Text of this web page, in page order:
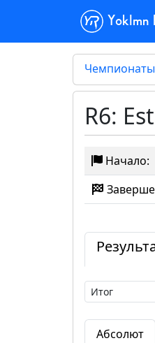
Yoklmn
Чемпионаты
R6:
Начало:
Абсолют